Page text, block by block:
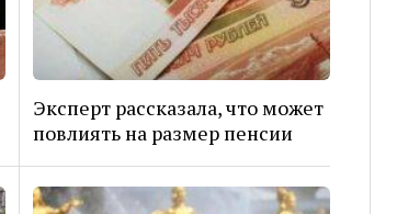
Эксперт рассказала, что может
повлиять на размер пенсии